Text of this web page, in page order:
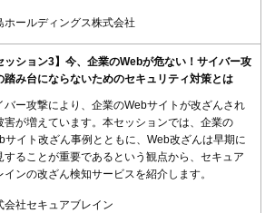
ホールディングス株式会社
ッション3】今、企業のWebが危ない！サイバー攻
踏み台にならないためのセキュリティ対策とは
バー攻撃により、企業のWebサイトが改ざんされ
害が増えています。本セッションでは、企業の
サイト改ざん事例とともに、Web改ざんは早期に
することが重要であるという観点から、セキュア
インの改ざん検知サービスを紹介します。
会社セキュアブレイン